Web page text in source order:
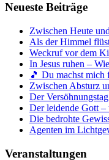
Neueste Beiträge
Zwischen Heute
Als der Himmel
Weckruf vor dem
In Jesus ruhen –
🎵 Du machst
Zwischen Absturz
Der
Der leidende Gott –
Die bedrohte
Agenten im
Veranstaltungen